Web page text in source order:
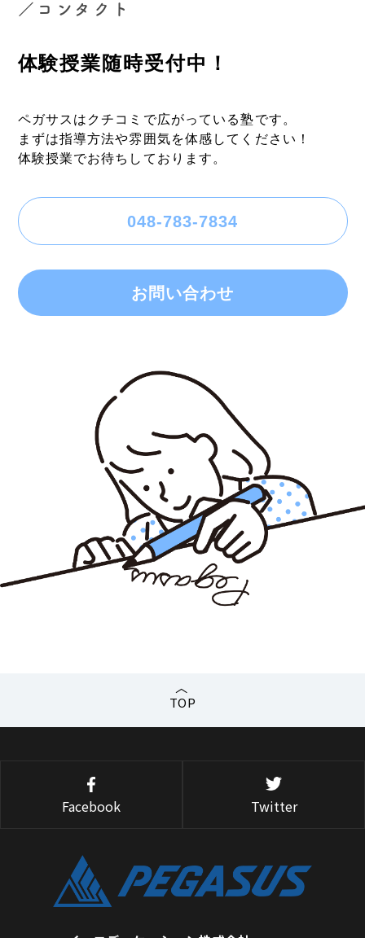
／コンタクト
体験授業随時受付中！
ペガサスはクチコミで広がっている塾です。
まずは指導方法や雰囲気を体感してください！
体験授業でお待ちしております。
048-783-7834
お問い合わせ
TOP
Facebook Twitter